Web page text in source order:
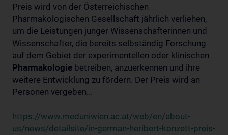
Preis wird von der Österreichischen
Pharmakologischen Gesellschaft jährlich verliehen,
um die Leistungen junger Wissenschafterinnen und
Wissenschafter, die bereits selbständig Forschung
auf dem Gebiet der experimentellen oder klinischen
Pharmakologie betreiben, anzuerkennen und ihre
weitere Entwicklung zu fördern. Der Preis wird an
Personen vergeben...
https://www.meduniwien.ac.at/web/en/about-
us/news/detailsite/in-german-heribert-konzett-preis-